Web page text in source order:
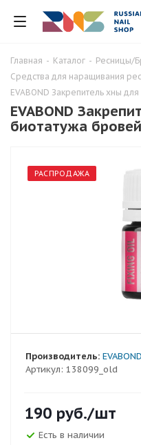
Главная - Каталог - Ресницы/
Средства для наращивания
EVABOND Закрепитель хны
EVABOND
биотатужа
РАСПРОДАЖА
Артикул: 138099_old
Производитель: EVABOND
190 руб./шт
Есть в наличии